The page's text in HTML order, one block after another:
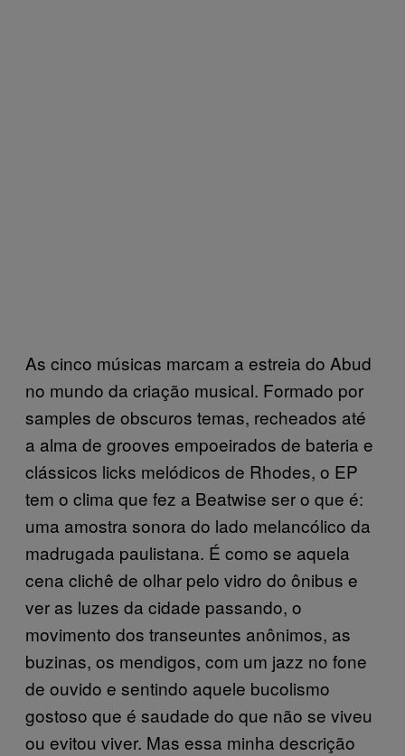
As cinco músicas marcam a estreia do Abud
no mundo da criação musical. Formado por
samples de obscuros temas, recheados até
a alma de grooves empoeirados de bateria e
clássicos licks melódicos de Rhodes, o EP
tem o clima que fez a Beatwise ser o que é:
uma amostra sonora do lado melancólico da
madrugada paulistana. É como se aquela
cena clichê de olhar pelo vidro do ônibus e
ver as luzes da cidade passando, o
movimento dos transeuntes anônimos, as
buzinas, os mendigos, com um jazz no fone
de ouvido e sentindo aquele bucolismo
gostoso que é saudade do que não se viveu
ou evitou viver. Mas essa minha descrição